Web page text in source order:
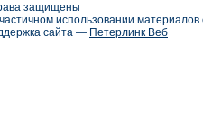
защищены
использовании
сайта — Петерлинк Веб